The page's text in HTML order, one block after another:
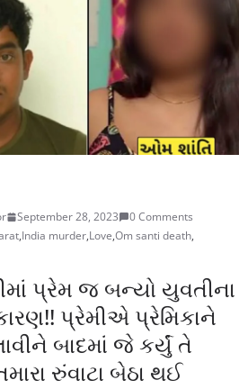
September 28, 2023
0 Comments
,India murder,Love,Om santi death,
પ્રેમ જ બન્યો યુવતીના
પ્રેમીએ પ્રેમિકાને
બાદમાં જે કર્યું તે
રુંવાટા બેઠા થઈ